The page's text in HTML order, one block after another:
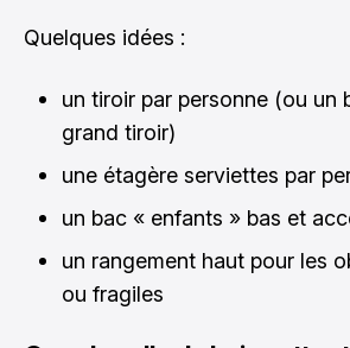
Quelques idées :
un tiroir par personne (ou un
grand tiroir)
une étagère serviettes par
un bac « enfants » bas et
un rangement haut pour les
ou fragiles